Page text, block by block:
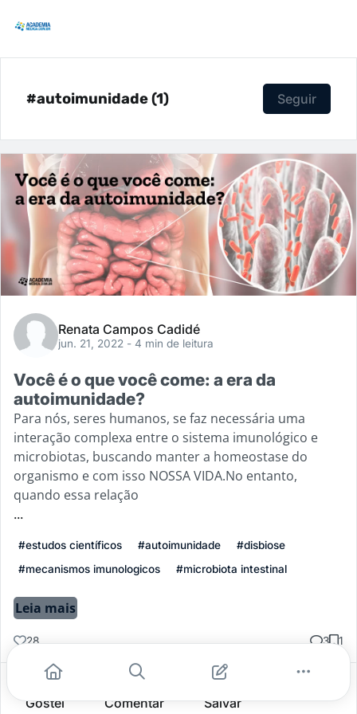
#autoimunidade (1) Seguir
Renata Campos Cadidé
jun. 21, 2022 - 4 min de leitura
Você é o que você come: a era da
autoimunidade?
Para nós, seres humanos, se faz necessária uma
interação complexa entre o sistema imunológico e
microbiotas, buscando manter a homeostase do
organismo e com isso NOSSA VIDA.No entanto,
quando essa relação
...
#estudos científicos #autoimunidade
#disbiose
#mecanismos imunologicos
#microbiota intestinal
Leia mais
28 3 1
Gostei Comentar Salvar